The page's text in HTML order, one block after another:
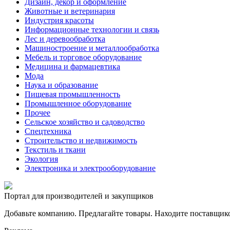
Животные и ветеринария
Индустрия красоты
Информационные технологии и связь
Лес и деревообработка
Машиностроение и металлообработка
Мебель и торговое оборудование
Медицина и фармацевтика
Мода
Наука и образование
Пищевая промышленность
Промышленное оборудование
Прочее
Сельское хозяйство и садоводство
Спецтехника
Строительство и недвижимость
Текстиль и ткани
Экология
Электроника и электрооборудование
Портал для производителей и закупщиков
Добавьте компанию. Предлагайте товары. Находите